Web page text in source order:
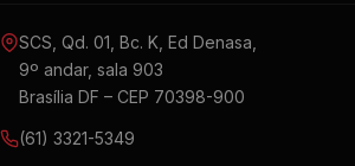
SCS, Qd. 01, Bc. K, Ed Denasa,
9º andar, sala 903
Brasília DF – CEP 70398-900
(61) 3321-5349